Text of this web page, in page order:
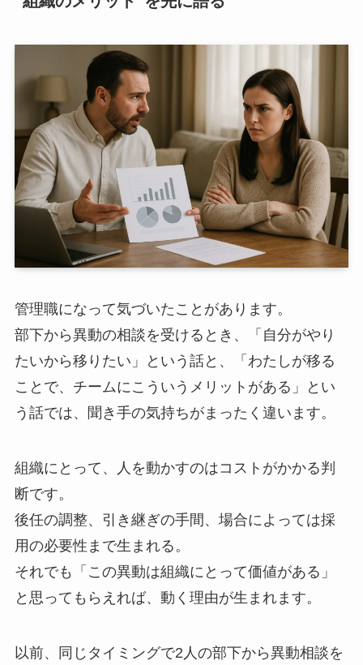
管理職になって気づいたことがあります。
部下から異動の相談を受けるとき、「自分がやり
たいから移りたい」という話と、「わたしが移る
ことで、チームにこういうメリットがある」とい
う話では、聞き手の気持ちがまったく違います。
組織にとって、人を動かすのはコストがかかる判
断です。
後任の調整、引き継ぎの手間、場合によっては採
用の必要性まで生まれる。
それでも「この異動は組織にとって価値がある」
と思ってもらえれば、動く理由が生まれます。
以前、同じタイミングで2人の部下から異動相談を